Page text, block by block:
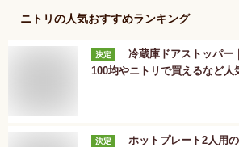
ニトリの人気おすすめランキング
決定
冷蔵庫ドアストッパー
100均やニトリで買えるなど人
決定
ホットプレート2人用